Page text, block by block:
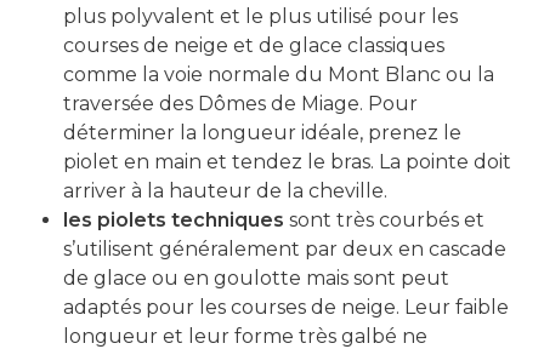
plus polyvalent et le plus utilisé pour les
courses de neige et de glace classiques
comme la voie normale du Mont Blanc ou la
traversée des Dômes de Miage. Pour
déterminer la longueur idéale, prenez le
piolet en main et tendez le bras. La pointe doit
arriver à la hauteur de la cheville.
les piolets techniques sont très courbés et
s’utilisent généralement par deux en cascade
de glace ou en goulotte mais sont peut
adaptés pour les courses de neige. Leur faible
longueur et leur forme très galbé ne